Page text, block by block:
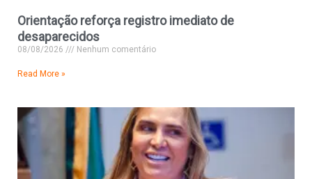
Orientação reforça registro imediato de
desaparecidos
08/08/2026 Nenhum comentário
Read More »